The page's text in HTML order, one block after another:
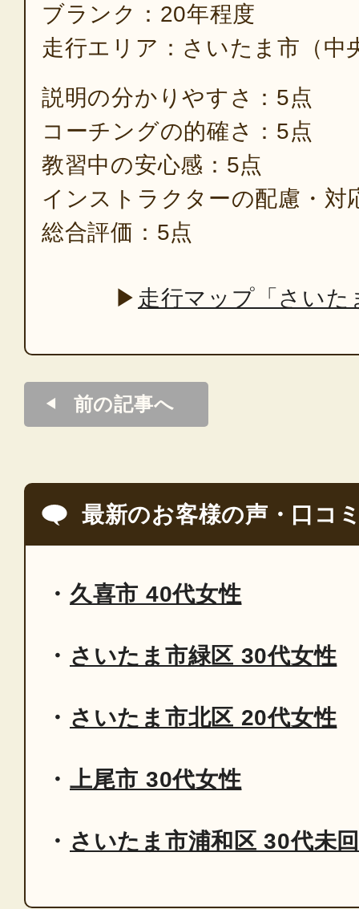
ブランク：20年程度
走行エリア：さいたま市（中
説明の分かりやすさ：5点
コーチングの的確さ：5点
教習中の安心感：5点
インストラクターの配慮・対
総合評価：5点
▶ 走行マップ「さいた
前の記事へ
最新のお客様の声・口コ
久喜市 40代女性
さいたま市緑区 30代女性
さいたま市北区 20代女性
上尾市 30代女性
さいたま市浦和区 30代未